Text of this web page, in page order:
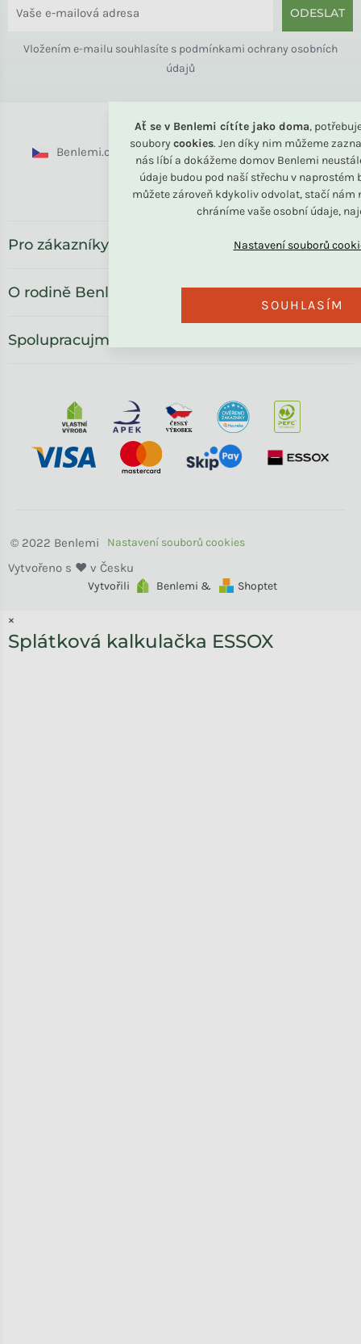
Ať se v Benlemi cítíte jako doma,
soubory cookies. Jen díky nim můžeme
nás líbí a dokážeme domov Benlemi
údaje budou pod naší střechu v naprostém
můžete zároveň kdykoliv odvolat, stačí nám
chráníme vaše osobní údaje,
SOUHLASÍM
ODESLAT
Vložením e-mailu souhlasíte s podmínkami ochrany osobních
údajů
Benlemi.cz Benlemi.sk Benlemi.com
Benlemi.ro
Pro zákazníky
O rodině Benlemi
Spolupracujme
Vytvořili Benlemi & Shoptet
Benlemi
×
Splátková kalkulačka ESSOX